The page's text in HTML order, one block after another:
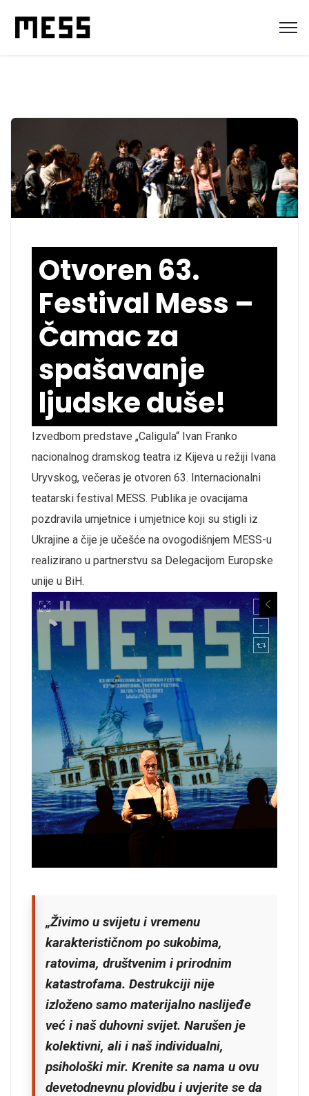
Otvoren 63.
Festival Mess –
Čamac za
spašavanje
ljudske duše!
Izvedbom predstave „Caligula“ Ivan Franko
nacionalnog dramskog teatra iz Kijeva u režiji Ivana
Uryvskog, večeras je otvoren 63. Internacionalni
teatarski festival MESS. Publika je ovacijama
pozdravila umjetnice i umjetnice koji su stigli iz
Ukrajine a čije je učešće na ovogodišnjem MESS-u
realizirano u partnerstvu sa Delegacijom Europske
unije u BiH.
„Živimo u svijetu i vremenu
karakterističnom po sukobima,
ratovima, društvenim i prirodnim
katastrofama. Destrukciji nije
izloženo samo materijalno naslijeđe
već i naš duhovni svijet. Narušen je
kolektivni, ali i naš individualni,
psihološki mir. Krenite sa nama u ovu
devetodnevnu plovidbu i uvjerite se da